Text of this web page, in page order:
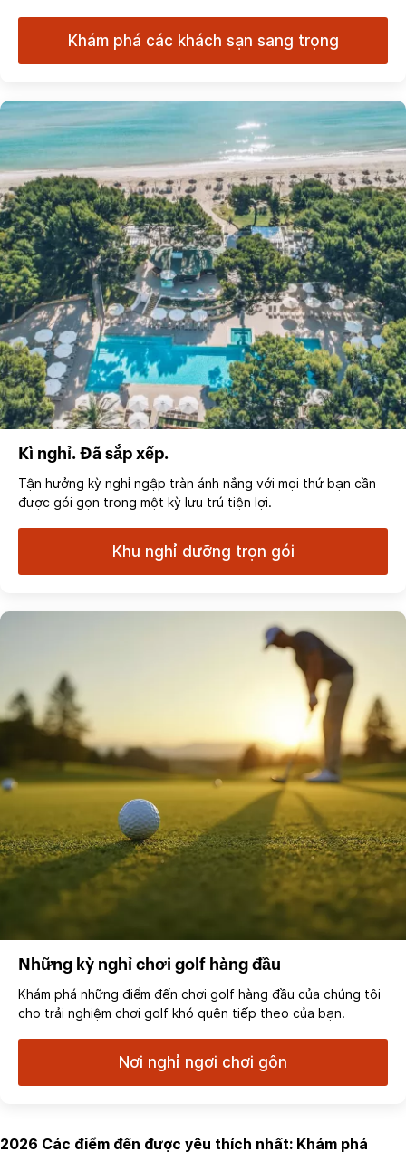
Khám phá các khách sạn sang trọng
Kì nghỉ. Đã sắp xếp.
Tận hưởng kỳ nghỉ ngập tràn ánh nắng với mọi thứ bạn cần
được gói gọn trong một kỳ lưu trú tiện lợi.
Khu nghỉ dưỡng trọn gói
Những kỳ nghỉ chơi golf hàng đầu
Khám phá những điểm đến chơi golf hàng đầu của chúng tôi
cho trải nghiệm chơi golf khó quên tiếp theo của bạn.
Nơi nghỉ ngơi chơi gôn
2026 Các điểm đến được yêu thích nhất: Khám phá